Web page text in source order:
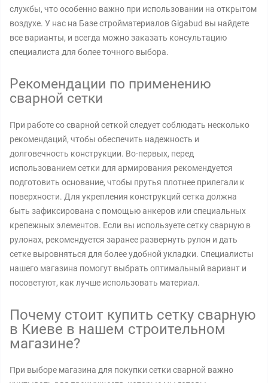
службы, что особенно важно при использовании на открытом
воздухе. У нас на Базе стройматериалов Gigabud вы найдете
все варианты, и всегда можно заказать консультацию
специалиста для более точного выбора.
Рекомендации по применению
сварной сетки
При работе со сварной сеткой следует соблюдать несколько
рекомендаций, чтобы обеспечить надежность и
долговечность конструкции. Во-первых, перед
использованием сетки для армирования рекомендуется
подготовить основание, чтобы прутья плотнее прилегали к
поверхности. Для укрепления конструкций сетка должна
быть зафиксирована с помощью анкеров или специальных
крепежных элементов. Если вы используете сетку сварную в
рулонах, рекомендуется заранее развернуть рулон и дать
сетке выровняться для более удобной укладки. Специалисты
нашего магазина помогут выбрать оптимальный вариант и
посоветуют, как лучше использовать материал.
Почему стоит купить сетку сварную
в Киеве в нашем строительном
магазине?
При выборе магазина для покупки сетки сварной важно